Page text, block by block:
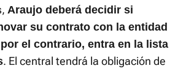
Araujo deberá decidir si
su contrato con la entidad
el contrario, entra en la lista
. El central tendrá la obligación de